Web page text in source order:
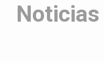
Noticias